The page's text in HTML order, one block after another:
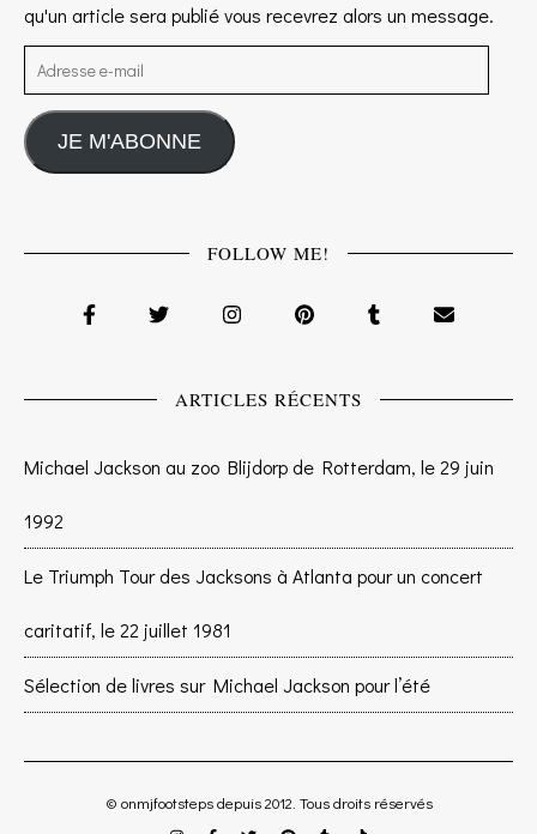
qu'un article sera publié vous recevrez alors un message.
Adresse e-mail
JE M'ABONNE
FOLLOW ME!
ARTICLES RÉCENTS
Michael Jackson au zoo Blijdorp de Rotterdam, le 29 juin
1992
Le Triumph Tour des Jacksons à Atlanta pour un concert
caritatif, le 22 juillet 1981
Sélection de livres sur Michael Jackson pour l’été
© onmjfootsteps depuis 2012. Tous droits réservés